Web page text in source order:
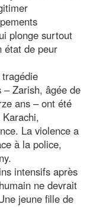
plonge surtout
état de peur
Zarish, âgée de
ans – ont été
La violence a
à la police,
intensifs après
ne devrait
jeune fille de